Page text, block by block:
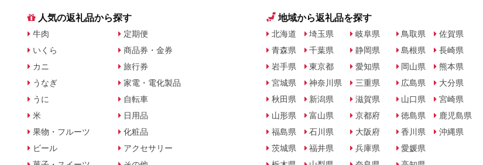
人気の返礼品から探す
牛肉
いくら
カニ
うなぎ
うに
米
果物・フルーツ
ビール
定期便
商品券・金券
旅行券
家電・電化製品
自転車
日用品
化粧品
アクセサリー
地域から返礼品を探す
北海道
青森県
岩手県
宮城県
秋田県
山形県
福島県
茨城県
埼玉県
千葉県
東京都
神奈川県
新潟県
富山県
石川県
福井県
岐阜県
静岡県
愛知県
三重県
滋賀県
京都府
大阪府
兵庫県
鳥取県
島根県
岡山県
広島県
山口県
徳島県
香川県
愛媛県
佐賀県
長崎県
熊本県
大分県
宮崎県
鹿児島県
沖縄県